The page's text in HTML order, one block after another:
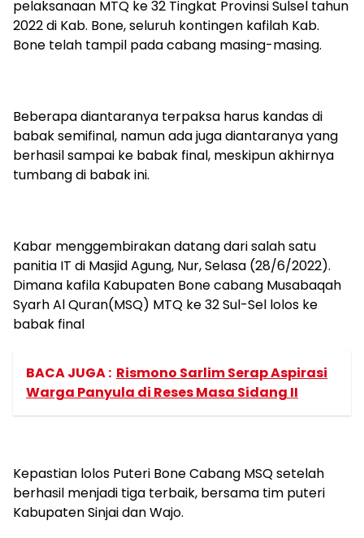
pelaksanaan MTQ ke 32 Tingkat Provinsi Sulsel tahun
2022 di Kab. Bone, seluruh kontingen kafilah Kab.
Bone telah tampil pada cabang masing-masing.
Beberapa diantaranya terpaksa harus kandas di
babak semifinal, namun ada juga diantaranya yang
berhasil sampai ke babak final, meskipun akhirnya
tumbang di babak ini.
Kabar menggembirakan datang dari salah satu
panitia IT di Masjid Agung, Nur, Selasa (28/6/2022).
Dimana kafila Kabupaten Bone cabang Musabaqah
Syarh Al Quran(MSQ) MTQ ke 32 Sul-Sel lolos ke
babak final
BACA JUGA : Rismono Sarlim Serap Aspirasi
Warga Panyula di Reses Masa Sidang II
Kepastian lolos Puteri Bone Cabang MSQ setelah
berhasil menjadi tiga terbaik, bersama tim puteri
Kabupaten Sinjai dan Wajo.